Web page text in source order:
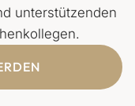
unterstützenden